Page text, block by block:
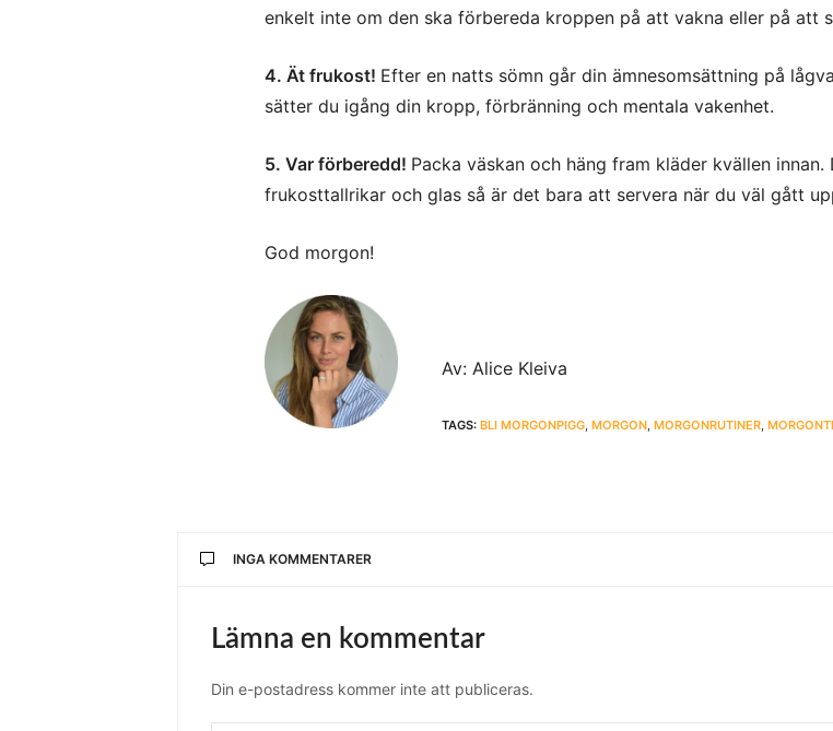
enkelt inte om den ska förbereda kroppen på att vakna eller på att
4. Ät frukost! Efter en natts sömn går din ämnesomsättning på
sätter du igång din kropp, förbränning och mentala vakenhet.
5. Var förberedd! Packa väskan och häng fram kläder kvällen innan.
frukosttallrikar och glas så är det bara att servera när du väl gått
God morgon!
Av: Alice Kleiva
TAGS: BLI MORGONPIGG, MORGON, MORGONRUTINER,
INGA KOMMENTARER
Lämna en kommentar
Din e-postadress kommer inte att publiceras.